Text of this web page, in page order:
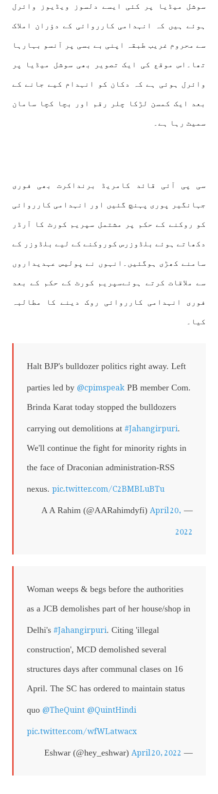
سوشل میڈیا پر کئی ایسے دلسوز ویڈیوز وائرل
ہوئے ہیں کہ انہدامی کارروائی کے دؤران املاک
سے محروم غریب طبقہ اپنی بے بسی پر آنسو بہارہا
تھا۔اس موقع کی ایک تصویر بھی سوشل میڈیا پر
وائرل ہوئی ہے کہ دکان کو انہدام کیے جانے کے
بعد ایک کمسن لڑکا چلر رقم اور بچا کچا سامان
سمیٹ رہا ہے۔
سی پی آئی قائد کامریڈ برنداکرت بھی فوری
جہانگیر پوری پہنچ گئیں اور انہدامی کارروائی
کو روکنے کے حکم پر مشتمل سپریم کورٹ کا آرڈر
دکھاتے ہوئے بلڈوزرس کوروکنے کے لیے بلڈوزر کے
سامنے کھڑی ہوگئیں۔انہوں نے پولیس عہدیداروں
سے ملاقات کرتے ہوئےسپریم کورٹ کے حکم کے بعد
فوری انہدامی کارروائی روک دینے کا مطالبہ
کیا۔
Halt BJP's bulldozer politics right away. Left
parties led by @cpimspeak PB member Com.
Brinda Karat today stopped the bulldozers
carrying out demolitions at #Jahangirpuri.
We'll continue the fight for minority rights in
the face of Draconian administration-RSS
nexus. pic.twitter.com/C2BMBLuBTu
— A A Rahim (@AARahimdyfi)
April 20,
2022
Woman weeps & begs before the authorities
as a JCB demolishes part of her house/shop in
Delhi's #Jahangirpuri. Citing 'illegal
construction', MCD demolished several
structures days after communal clases on 16
April. The SC has ordered to maintain status
quo @TheQuint@QuintHindi
pic.twitter.com/wfWLatwacx
— Eshwar (@hey_eshwar)
April 20, 2022